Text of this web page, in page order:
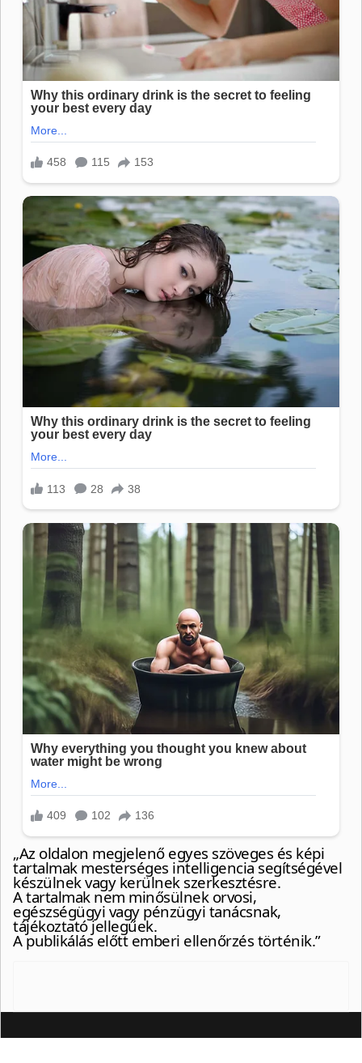
„Az oldalon megjelenő egyes szöveges és képi
tartalmak mesterséges intelligencia segítségével
készülnek vagy kerülnek szerkesztésre.
A tartalmak nem minősülnek orvosi,
egészségügyi vagy pénzügyi tanácsnak,
tájékoztató jellegűek.
A publikálás előtt emberi ellenőrzés történik.”